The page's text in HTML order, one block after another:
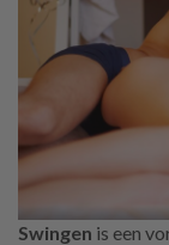
Swingen is een